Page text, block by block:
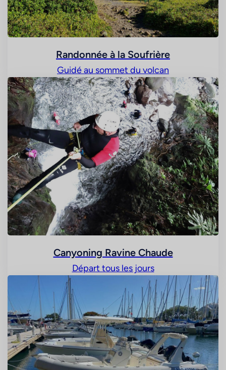
Randonnée à la Soufrière
Guidé au sommet du volcan
Canyoning Ravine Chaude
Départ tous les jours